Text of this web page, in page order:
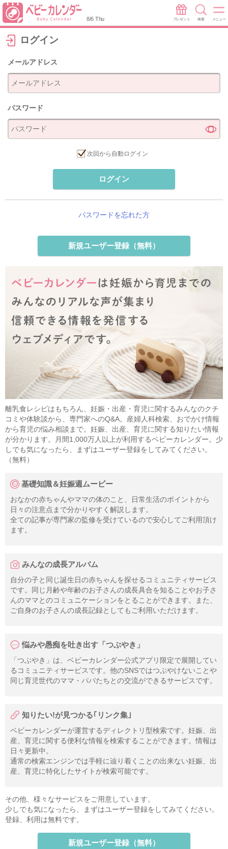
8/6 Thu プレゼント 検索 メニュー
ログイン
メールアドレス
パスワード
次回から自動ログイン
ログイン
パスワードを忘れた方
新規ユーザー登録（無料）
離乳食レシピはもちろん、妊娠・出産・育児に関するみんなのクチ
コミや体験談から、専門家へのQ&A。産婦人科検索、おでかけ情報
から育児の悩み相談まで。妊娠、出産、育児に関する知りたい情報
が分かります。月間1,000万人以上が利用するベビーカレンダー。少
しでも気になったら、まずはユーザー登録をしてみてください。
（無料）
基礎知識＆妊娠週ムービー
おなかの赤ちゃんやママの体のこと、日常生活のポイントから
日々の注意点まで分かりやすく解説します。
全ての記事が専門家の監修を受けているので安心してご利用頂け
ます。
みんなの成長アルバム
自分の子と同じ誕生日の赤ちゃんを探せるコミュニティサービス
です。同じ月齢や年齢のお子さんの成長具合を知ることやお子さ
んのママとのコミュニケーションをとることができます。また、
ご自身のお子さんの成長記録としてもご利用いただけます。
悩みや愚痴を吐き出す「つぶやき」
「つぶやき」は、ベビーカレンダー公式アプリ限定で展開してい
るコミュニティサービスです。他のSNSではつぶやけないことや
同じ育児世代のママ・パパたちとの交流ができるサービスです。
知りたい!が見つかる｢リンク集｣
ベビーカレンダーが運営するディレクトリ型検索です。妊娠、出
産、育児に関する便利な情報を検索することができます。情報は
日々更新中。
通常の検索エンジンでは手軽に辿り着くことの出来ない妊娠、出
産、育児に特化したサイトが検索可能です。
その他、様々なサービスをご用意しています。
少しでも気になったら、まずはユーザー登録をしてみてください。
登録、利用は無料です。
新規ユーザー登録（無料）